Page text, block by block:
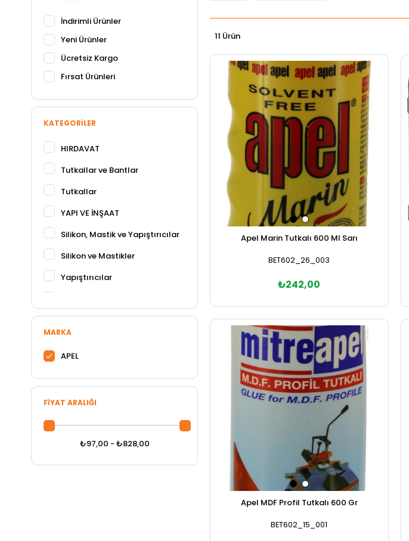
İndirimli Ürünler
Yeni Ürünler
Ücretsiz Kargo
Fırsat Ürünleri
KATEGORILER
HIRDAVAT
Tutkallar ve Bantlar
Tutkallar
YAPI VE İNŞAAT
Silikon, Mastik ve Yapıştırıcılar
Silikon ve Mastikler
Yapıştırıcılar
MARKA
APEL
FIYAT ARALIĞI
₺97,00 - ₺828,00
11 Ürün
Apel Marin Tutkalı 600 Ml Sarı
BET602_26_003
₺242,00
Sepete Ekle
Apel MDF Profil Tutkalı 600 Gr
BET602_15_001